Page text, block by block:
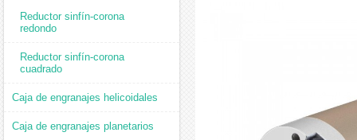
Reductor sinfín-corona
redondo
Reductor sinfín-corona
cuadrado
Caja de engranajes helicoidales
Caja de engranajes planetarios